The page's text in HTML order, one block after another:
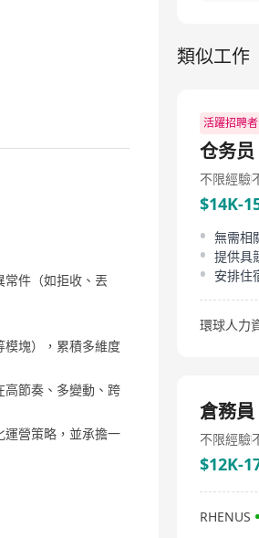
件（如拒收、丟
模塊），累積多維度
高節奏、多變動、跨
運營策略，並承擔一
通，穩就
類似工作
活躍招聘者
仓务员
不限經驗
$14K-
無需相
提供具
安排住
環球人力
倉務
不限經驗
$12K-
RHENUS